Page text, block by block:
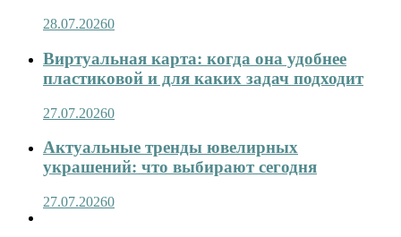
28.07.20260
Виртуальная карта: когда она удобнее
пластиковой и для каких задач подходит
27.07.20260
Актуальные тренды ювелирных
украшений: что выбирают сегодня
27.07.20260